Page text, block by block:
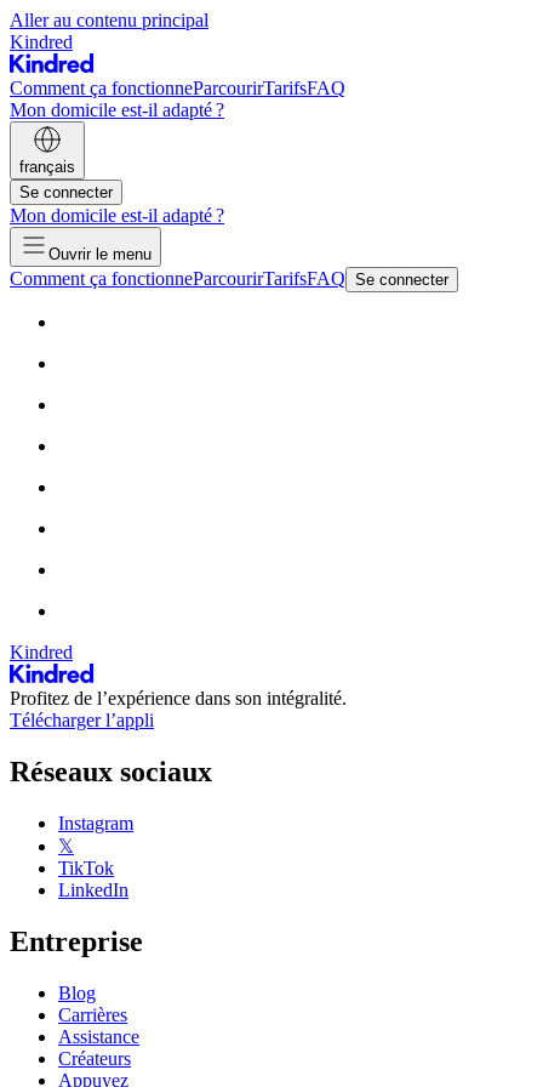
Aller au contenu principal
Kindred
Comment ça fonctionneParcourirTarifsFAQ
Mon domicile est-il adapté ?
français
Se connecter
Mon domicile est-il adapté ?
Ouvrir le menu
Comment ça fonctionneParcourirTarifsFAQ Se connecter
Kindred
Profitez de l’expérience dans son intégralité.
Télécharger l’appli
Réseaux sociaux
Instagram
𝕏
TikTok
LinkedIn
Entreprise
Blog
Carrières
Assistance
Créateurs
Appuyez